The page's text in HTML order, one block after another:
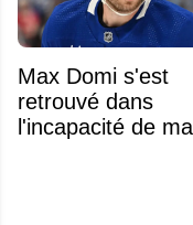
Max Domi s'est
retrouvé dans
l'incapacité de